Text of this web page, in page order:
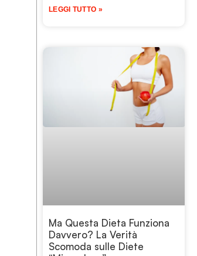
LEGGI TUTTO »
Ma Questa Dieta Funziona
Davvero? La Verità
Scomoda sulle Diete